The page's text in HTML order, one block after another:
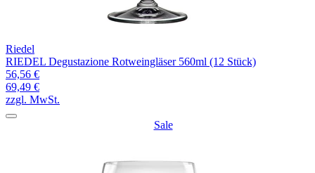
Riedel
RIEDEL Degustazione Rotweingläser 560ml (12 Stück)
56,56 €
69,49 €
zzgl. MwSt.
Sale